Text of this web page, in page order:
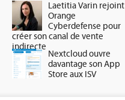
Laetitia Varin rejoint
Orange
Cyberdefense pour
créer son canal de vente
indirecte
Nextcloud ouvre
davantage son App
Store aux ISV